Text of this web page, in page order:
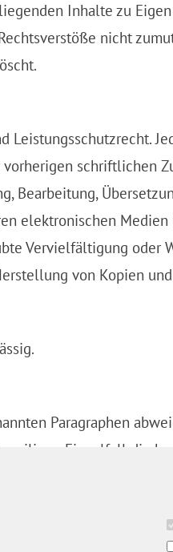
Inhalte zu
nicht
schriftlichen
Bearbeitung,
elektronischen Medien
Vervielfältigung oder
von Kopien
Paragraphen
Einzelfall die